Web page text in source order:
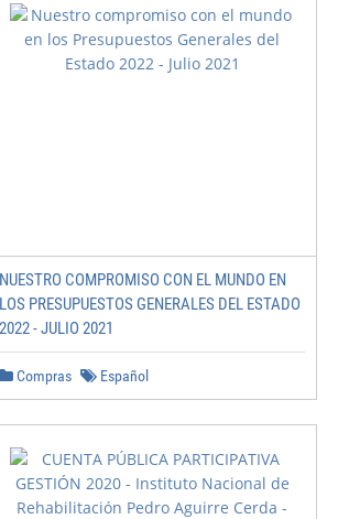
NUESTRO COMPROMISO CON EL MUNDO EN
LOS PRESUPUESTOS GENERALES DEL ESTADO
2022 - JULIO 2021
Compras Español